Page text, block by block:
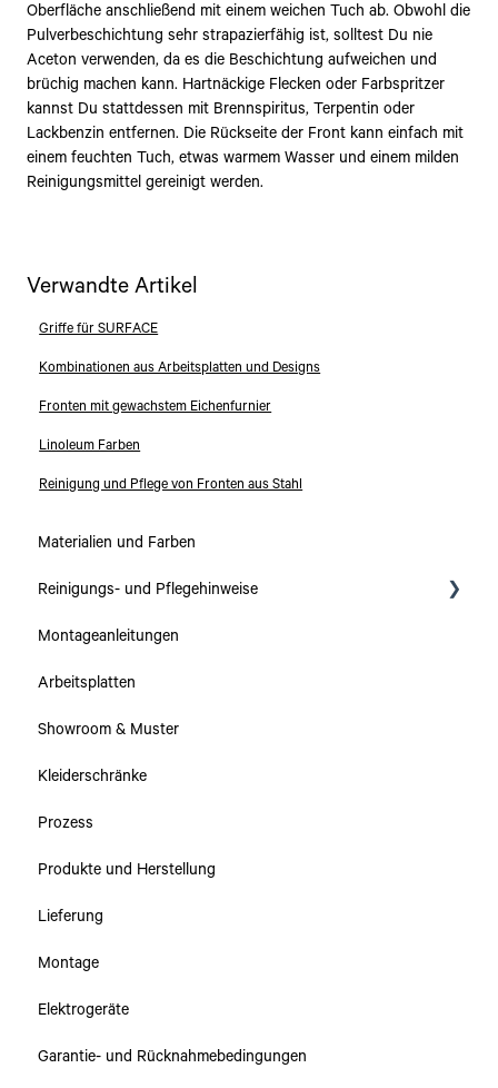
Oberfläche anschließend mit einem weichen Tuch ab. Obwohl die
Pulverbeschichtung sehr strapazierfähig ist, solltest Du nie
Aceton verwenden, da es die Beschichtung aufweichen und
brüchig machen kann. Hartnäckige Flecken oder Farbspritzer
kannst Du stattdessen mit Brennspiritus, Terpentin oder
Lackbenzin entfernen. Die Rückseite der Front kann einfach mit
einem feuchten Tuch, etwas warmem Wasser und einem milden
Reinigungsmittel gereinigt werden.
Verwandte Artikel
Griffe für SURFACE
Kombinationen aus Arbeitsplatten und Designs
Fronten mit gewachstem Eichenfurnier
Linoleum Farben
Reinigung und Pflege von Fronten aus Stahl
Materialien und Farben
Reinigungs- und Pflegehinweise
Kollektionen
Arbeitsplatten
Schränke & Schubladen
Montageanleitungen
Arbeitsplatten
Showroom & Muster
Kleiderschränke
Prozess
Produkte und Herstellung
Lieferung
Montage
Elektrogeräte
Garantie- und Rücknahmebedingungen